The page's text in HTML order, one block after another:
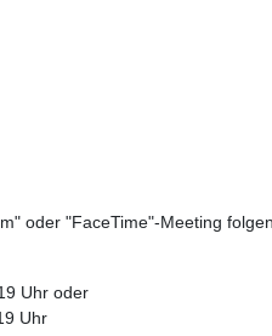
oder "FaceTime"-Meeting
Uhr oder
Uhr